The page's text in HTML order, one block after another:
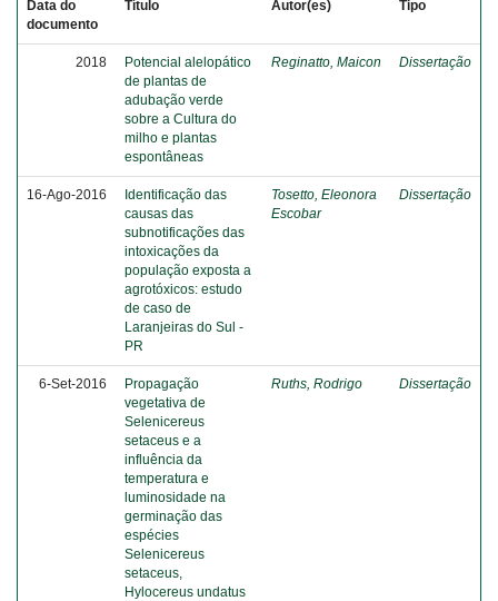
Data do
documento
Título Autor(es) Tipo
2018
Potencial alelopático
de plantas de
adubação verde
sobre a Cultura do
milho e plantas
espontâneas
Reginatto, Maicon Dissertação
16-Ago-2016
Identificação das
causas das
subnotificações das
intoxicações da
população exposta a
agrotóxicos: estudo
de caso de
Laranjeiras do Sul -
PR
Tosetto, Eleonora
Escobar
Dissertação
6-Set-2016
Propagação
vegetativa de
Selenicereus
setaceus e a
influência da
temperatura e
luminosidade na
germinação das
espécies
Selenicereus
setaceus,
Hylocereus undatus
Ruths, Rodrigo Dissertação